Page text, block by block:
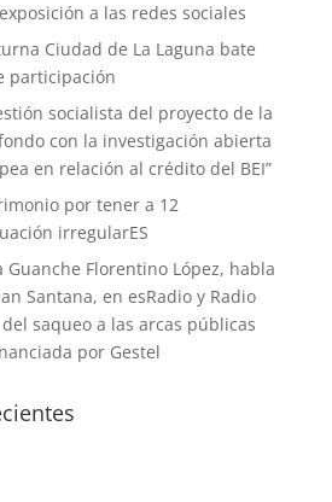
a las redes sociales
Ciudad de La Laguna bate
participación
socialista del proyecto de la
con la investigación abierta
en relación al crédito del BEI”
por tener a 12
irregularES
Florentino López, habla
Santana, en esRadio y Radio
saqueo a las arcas públicas
por Gestel